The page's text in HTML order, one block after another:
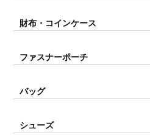
財布・コインケース
ファスナーポーチ
バッグ
シューズ